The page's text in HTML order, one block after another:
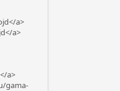
a>
a>
a>
gama-